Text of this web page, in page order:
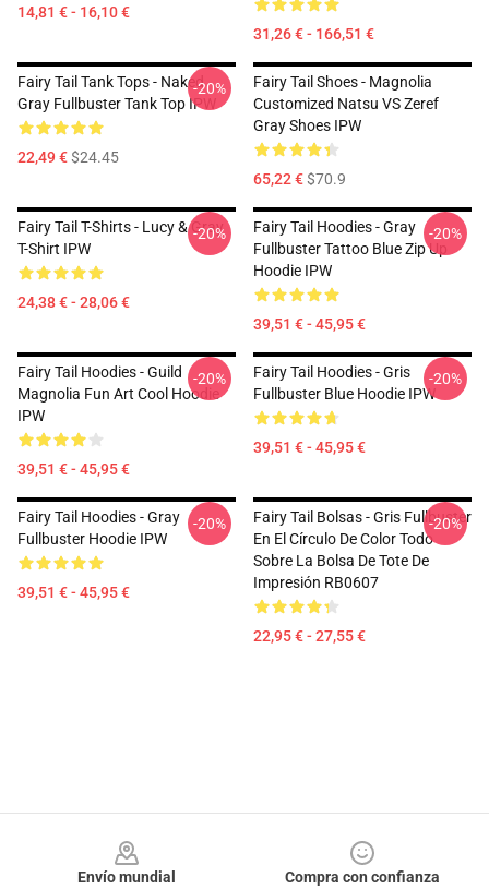
14,81 € - 16,10 €
31,26 € - 166,51 €
Fairy Tail Tank Tops - Naked
Gray Fullbuster Tank Top IPW
22,49 €$24.45
-20%
Fairy Tail Shoes - Magnolia
Customized Natsu VS Zeref
Gray Shoes IPW
65,22 €$70.9
Fairy Tail T-Shirts - Lucy & Gray
T-Shirt IPW
24,38 € - 28,06 €
-20%
Fairy Tail Hoodies - Gray
Fullbuster Tattoo Blue Zip Up
Hoodie IPW
39,51 € - 45,95 €
-20%
Fairy Tail Hoodies - Guild
Magnolia Fun Art Cool Hoodie
IPW
39,51 € - 45,95 €
-20%
Fairy Tail Hoodies - Gris
Fullbuster Blue Hoodie IPW
39,51 € - 45,95 €
-20%
Fairy Tail Hoodies - Gray
Fullbuster Hoodie IPW
39,51 € - 45,95 €
-20%
Fairy Tail Bolsas - Gris Fullbuster
En El Círculo De Color Todo
Sobre La Bolsa De Tote De
Impresión RB0607
22,95 € - 27,55 €
-20%
Envío mundial
Compra con confianza